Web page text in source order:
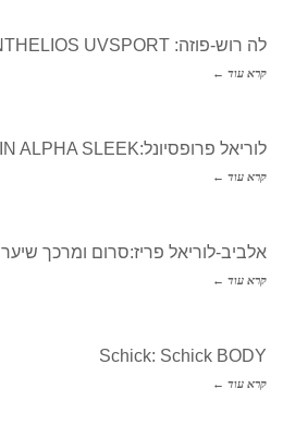
לה רוש-פוזה: ANTHELIOS UVSPORT
קרא עוד ←
לוריאל פרופסיונל:KERATIN ALPHA SLEEK
קרא עוד ←
אלביב-לוריאל פריז:סרום ומרכך שיער ULTIMATE
קרא עוד ←
Schick: Schick BODY
קרא עוד ←